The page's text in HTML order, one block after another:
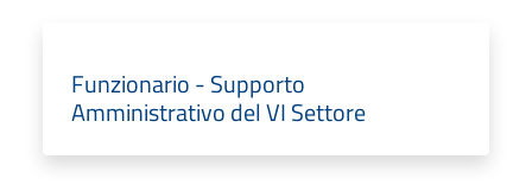
Funzionario - Supporto
Amministrativo del VI Settore